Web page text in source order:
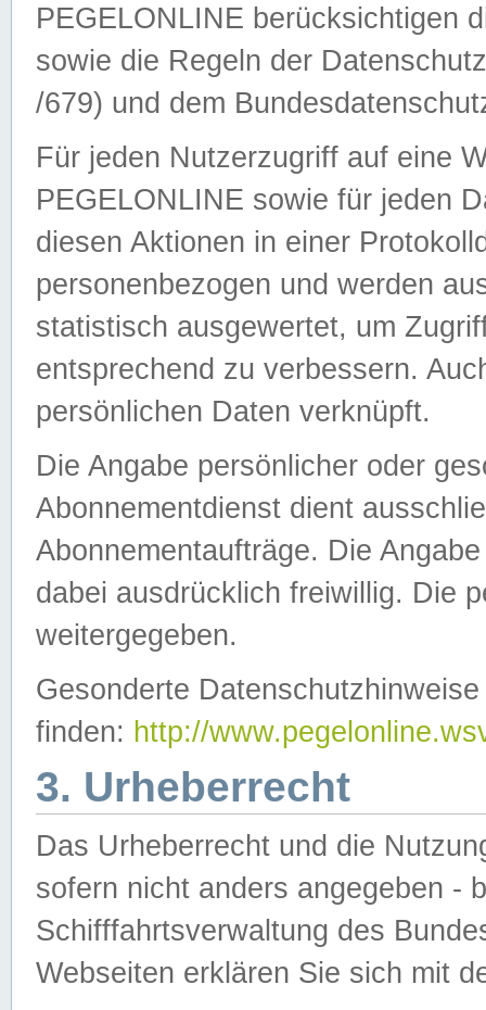
PEGELONLINE berücksichtigen
sowie die Regeln der
/679) und dem
Für jeden Nutzerzugriff auf eine
PEGELONLINE sowie für jeden
diesen Aktionen in einer
personenbezogen und werden
statistisch ausgewertet, um
entsprechend zu verbessern.
persönlichen Daten verknüpft.
Die Angabe persönlicher oder
Abonnementdienst dient
Abonnementaufträge. Die
dabei ausdrücklich freiwillig. Die
weitergegeben.
Gesonderte
finden: http://
3. Urheberrecht
Das Urheberrecht und die
sofern nicht anders angegeben -
Schifffahrtsverwaltung des
Webseiten erklären Sie sich mit